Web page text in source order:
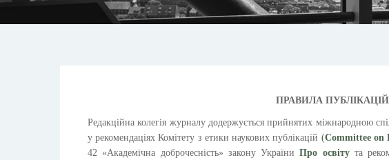
ПРАВИЛА ПУБЛІКАЦ
Редакційна колегія журналу додержується прийнятих міжнародною
у рекомендаціях Комітету з етики наукових публікацій (Committee on
42 «Академічна доброчесність» закону УкраїниПро освітута